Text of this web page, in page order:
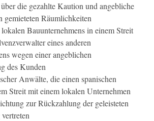
die gezahlte Kaution und angebliche
gemieteten Räumlichkeiten
Bauunternehmens in einem Streit
eines anderen
wegen einer angeblichen
des Kunden
Anwälte, die einen spanischen
Streit mit einem lokalen Unternehmen
zur Rückzahlung der geleisteten